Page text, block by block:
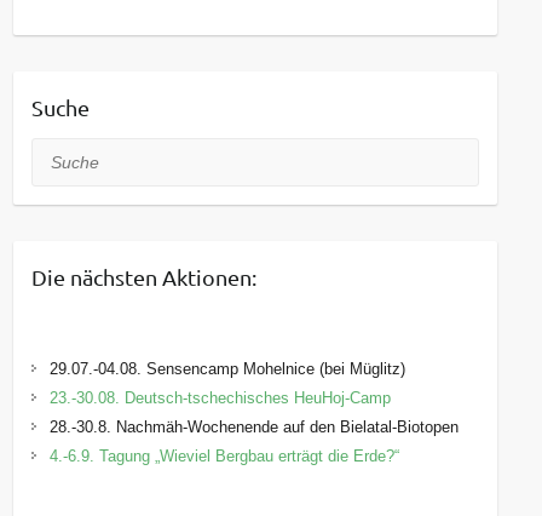
Suche
Suche
Die nächsten Aktionen:
29.07.-04.08. Sensencamp Mohelnice (bei Müglitz)
23.-30.08. Deutsch-tschechisches HeuHoj-Camp
28.-30.8. Nachmäh-Wochenende auf den Bielatal-Biotopen
4.-6.9. Tagung „Wieviel Bergbau erträgt die Erde?“